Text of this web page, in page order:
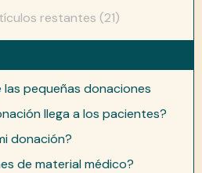
restantes (21)
pequeñas donaciones
llega a los pacientes?
donación?
de material médico?